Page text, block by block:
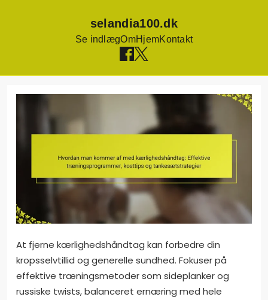
selandia100.dk
Se indlægOmHjemKontakt
At fjerne kærlighedshåndtag kan forbedre din
kropsselvtillid og generelle sundhed. Fokuser på
effektive træningsmetoder som sideplanker og
russiske twists, balanceret ernæring med hele